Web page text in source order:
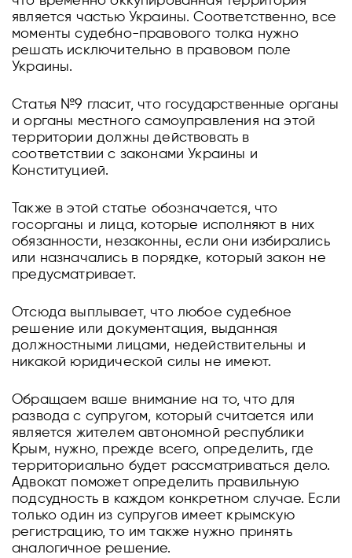
является частью Украины. Соответственно, все
моменты судебно-правового толка нужно
решать исключительно в правовом поле
Украины.
Статья №9 гласит, что государственные органы
и органы местного самоуправления на этой
территории должны действовать в
соответствии с законами Украины и
Конституцией.
Также в этой статье обозначается, что
госорганы и лица, которые исполняют в них
обязанности, незаконны, если они избирались
или назначались в порядке, который закон не
предусматривает.
Отсюда выплывает, что любое судебное
решение или документация, выданная
должностными лицами, недействительны и
никакой юридической силы не имеют.
Обращаем ваше внимание на то, что для
развода с супругом, который считается или
является жителем автономной республики
Крым, нужно, прежде всего, определить, где
территориально будет рассматриваться дело.
Адвокат поможет определить правильную
подсудность в каждом конкретном случае. Если
только один из супругов имеет крымскую
регистрацию, то им также нужно принять
аналогичное решение.